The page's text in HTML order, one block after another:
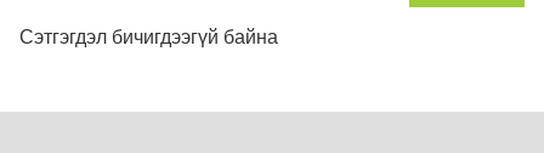
Сэтгэгдэл бичигдээгүй байна